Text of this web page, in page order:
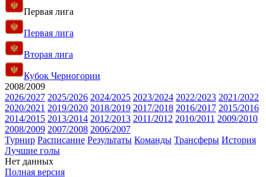
Первая лига
Первая лига
Вторая лига
Кубок Черногории
2008/2009
2026/2027 2025/2026 2024/2025 2023/2024 2022/2023 2021/2022
2020/2021 2019/2020 2018/2019 2017/2018 2016/2017 2015/2016
2014/2015 2013/2014 2012/2013 2011/2012 2010/2011 2009/2010
2008/2009 2007/2008 2006/2007
Турнир Расписание Результаты Команды Трансферы История
Лучшие голы
Нет данных
Полная версия